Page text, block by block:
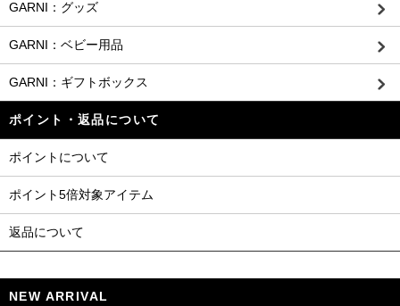
GARNI：グッズ
GARNI：ベビー用品
GARNI：ギフトボックス
ポイント・返品について
ポイントについて
ポイント5倍対象アイテム
返品について
NEW ARRIVAL